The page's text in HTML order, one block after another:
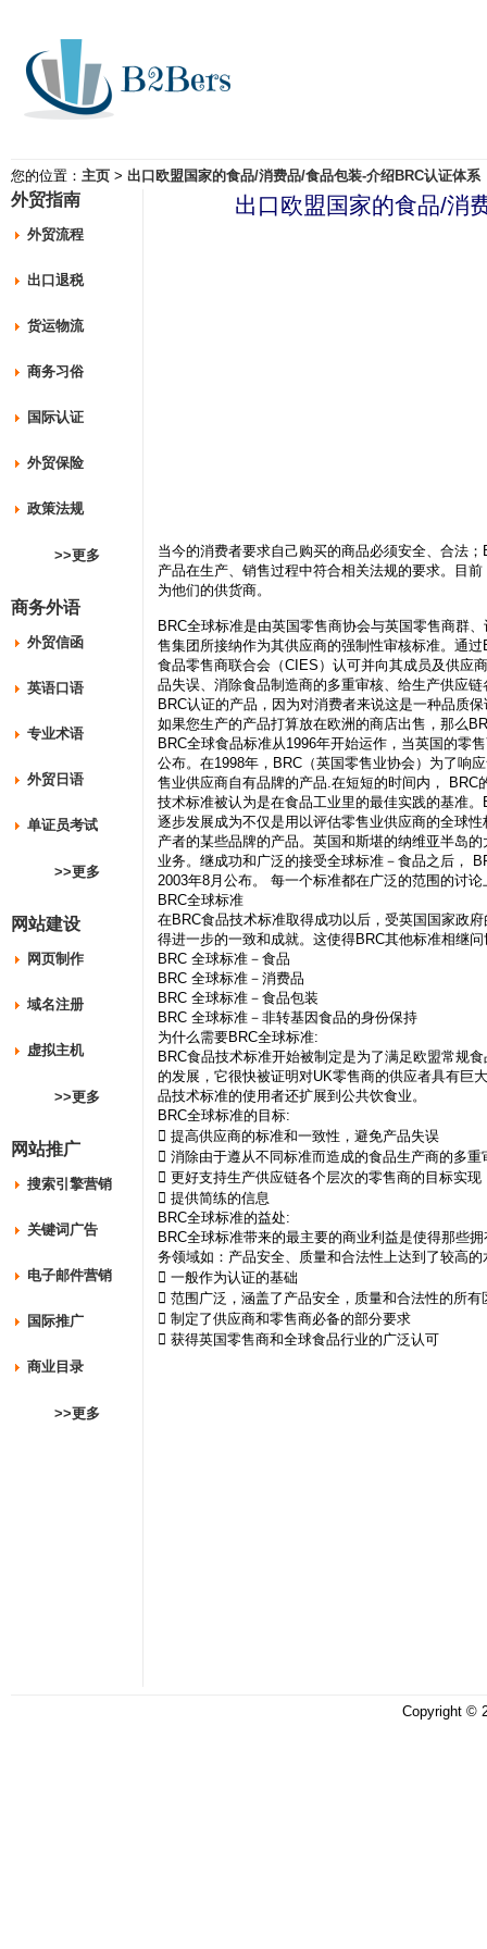
您的位置： 主页 > 出口欧盟国家的食品/消费品/食品包装-介绍BRC认证体系
外贸指南
外贸流程
出口退税
货运物流
商务习俗
国际认证
外贸保险
政策法规
>>更多
商务外语
外贸信函
英语口语
专业术语
外贸日语
单证员考试
>>更多
网站建设
网页制作
域名注册
虚拟主机
>>更多
网站推广
搜索引擎营销
关键词广告
电子邮件营销
国际推广
商业目录
>>更多
出口欧盟国家的食品/消
当今的消费者要求自己购买的商品必须安全、合法
产品在生产、销售过程中符合相关法规的要求。目
为他们的供货商。
BRC全球标准是由英国零售商协会与英国零售商群
售集团所接纳作为其供应商的强制性审核标准。通
食品零售商联合会（CIES）认可并向其成员及供应
品失误、消除食品制造商的多重审核、给生产供应
BRC认证的产品，因为对消费者来说这是一种品质保
如果您生产的产品打算放在欧洲的商店出售，那么
BRC全球食品标准从1996年开始运作，当英国的零
公布。在1998年，BRC（英国零售业协会）为了响
售业供应商自有品牌的产品.在短短的时间内，
技术标准被认为是在食品工业里的最佳实践的基准
逐步发展成为不仅是用以评估零售业供应商的全球
产者的某些品牌的产品。英国和斯堪的纳维亚半岛
业务。继成功和广泛的接受全球标准－食品之后，
2003年8月公布。 每一个标准都在广泛的范围的讨
BRC全球标准
在BRC食品技术标准取得成功以后，受英国国家政
得进一步的一致和成就。这使得BRC其他标准相继
BRC 全球标准－食品
BRC 全球标准－消费品
BRC 全球标准－食品包装
BRC 全球标准－非转基因食品的身份保持
为什么需要BRC全球标准:
BRC食品技术标准开始被制定是为了满足欧盟常规
的发展，它很快被证明对UK零售商的供应者具有巨
品技术标准的使用者还扩展到公共饮食业。
BRC全球标准的目标:
 提高供应商的标准和一致性，避免产品失误
 消除由于遵从不同标准而造成的食品生产商的多重
 更好支持生产供应链各个层次的零售商的目标实现
 提供简练的信息
BRC全球标准的益处:
BRC全球标准带来的最主要的商业利益是使得那些
务领域如：产品安全、质量和合法性上达到了较高的
 一般作为认证的基础
 范围广泛，涵盖了产品安全，质量和合法性的所有
 制定了供应商和零售商必备的部分要求
 获得英国零售商和全球食品行业的广泛认可
Copyright ©